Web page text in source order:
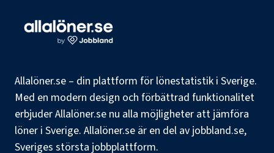
Allalöner.se – din plattform för lönestatistik i Sverige.
Med en modern design och förbättrad funktionalitet
erbjuder Allalöner.se nu alla möjligheter att jämföra
löner i Sverige. Allalöner.se är en del av jobbland.se,
Sveriges största jobbplattform.